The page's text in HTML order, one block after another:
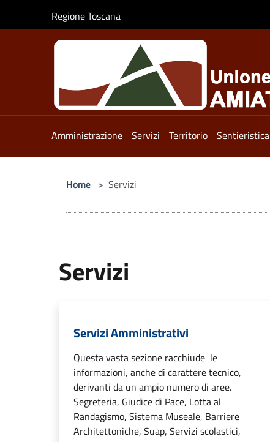
Regione Toscana
Amministrazione Servizi Territorio Sentieristica
Home > Servizi
Servizi
Servizi Amministrativi
Questa vasta sezione racchiude le
informazioni, anche di carattere tecnico,
derivanti da un ampio numero di aree.
Segreteria, Giudice di Pace, Lotta al
Randagismo, Sistema Museale, Barriere
Architettoniche, Suap, Servizi scolastici,